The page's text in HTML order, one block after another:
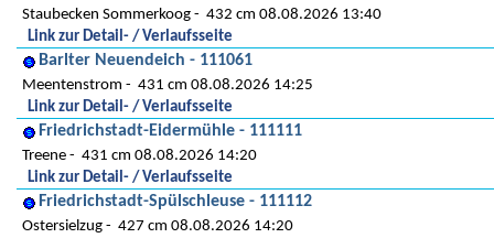
Staubecken Sommerkoog
432 cm 08.08.2026 13:40
Link zur Detail- / Verlaufsseite
Barlter Neuendeich - 111061
Meentenstrom
431 cm 08.08.2026 14:25
Link zur Detail- / Verlaufsseite
Friedrichstadt-Eidermühle - 111111
Treene
431 cm 08.08.2026 14:20
Link zur Detail- / Verlaufsseite
Friedrichstadt-Spülschleuse - 111112
Ostersielzug 427 cm 08.08.2026 14:20